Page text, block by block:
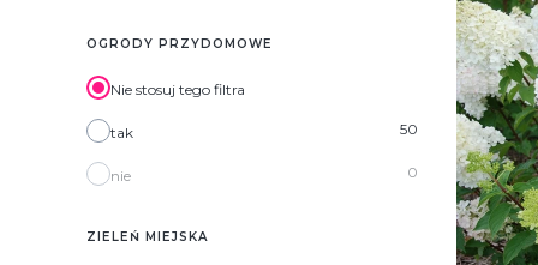
OGRODY PRZYDOMOWE
Nie stosuj tego filtra
tak 50
nie 0
ZIELEŃ MIEJSKA